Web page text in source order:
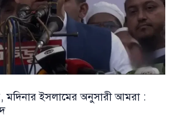
ইসলামের অনুসারী আমরা :